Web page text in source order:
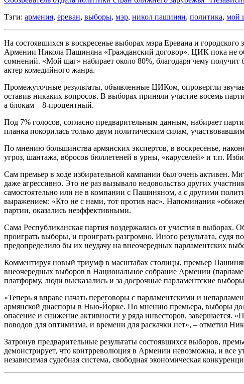
Тэги: армения, ереван, выборы, мэр, никол пашинян, политика, мой
На состоявшихся в воскресенье выборах мэра Еревана и
Армении Никола Пашиняна «Гражданский договор». ЦИК пока не
сомнений. «Мой шаг» набирает около 80%, благодаря чему получит
актер комедийного жанра.
Промежуточные результаты, объявленные ЦИКом, опровергли
оставив никаких вопросов. В выборах приняли участие восемь
а блокам – 8-процентный.
Под 7% голосов, согласно предварительным данным, набирает
планка покорилась только двум политическим силам,
По мнению большинства армянских экспертов, в воскресенье,
угроз, шантажа, вбросов бюллетеней в урны, «каруселей» и т.п.
Сам премьер в ходе избирательной кампании был очень активен.
даже агрессивно. Это не раз вызывало недовольство других
самостоятельно или не в компании с Пашиняном, а с другими
выражением: «Кто не с нами, тот против нас». Напоминания
партии, оказались неэффективными.
Сама Республиканская партия воздержалась от участия в выборах.
проиграть выборы, и проиграть разгромно. Иного результата, судя
предопределило бы их неудачу на внеочередных парламентских
Комментируя новый триумф в масштабах столицы, премьер
внеочередных выборов в Национальное собрание Армении
платформу, люди высказались и за досрочные парламентские
«Теперь я вправе начать переговоры с парламентскими и
армянской диаспоры в Нью-Йорке. По мнению премьера, выборы
опасение и снижение активности у ряда инвесторов,
поводов для оптимизма, и времени для раскачки нет», – отметил
Затронув предварительные результаты состоявшихся выборов,
демонстрирует, что контрреволюция в Армении невозможна, и все
независимая судебная система, свободная экономическая